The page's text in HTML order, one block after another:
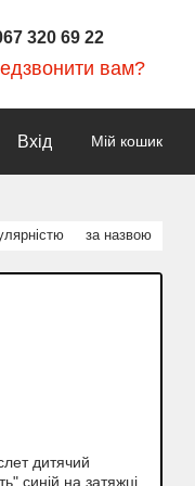
320 69 22
вам?
Вхід Мій кошик
за назвою